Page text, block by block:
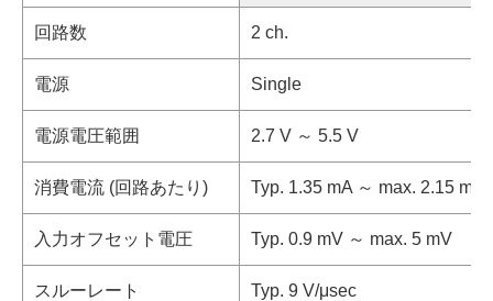
回路数 2 ch.
電源 Single
電源電圧範囲 2.7 V ～ 5.5 V
消費電流 (回路あたり) Typ. 1.35 mA ～ max. 2.15 mA
入力オフセット電圧 Typ. 0.9 mV ～ max. 5 mV
スルーレート Typ. 9 V/μsec